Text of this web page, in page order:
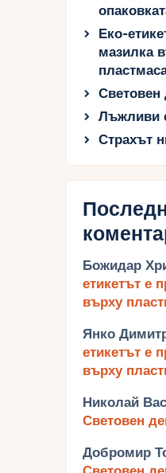
Еко-
мазилка
Световен
Лъжливи
Страхът
Божидар
етикетът е
върху
Янко
етикетът е
върху
Николай
Световен
Добромир